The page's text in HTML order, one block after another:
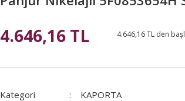
4.646,16 TL 4.646,16 TL den
Kategori
KAPORTA